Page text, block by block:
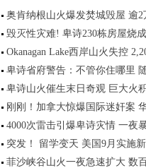
奥肯纳根山火爆发焚城毁屋 逾
毁灭性灾难! 卑诗230栋房屋烧
Okanagan Lake西岸山火失控
卑诗省府警告：不管你住哪里
卑诗山火催生末日奇观 巨大火
刚刚！加拿大惊爆国际迷奸案
4000次雷击引爆卑诗灾情 一夜
突发！ 留学变天 美国9月实施
菲沙峡谷山火一夜急速扩大 数